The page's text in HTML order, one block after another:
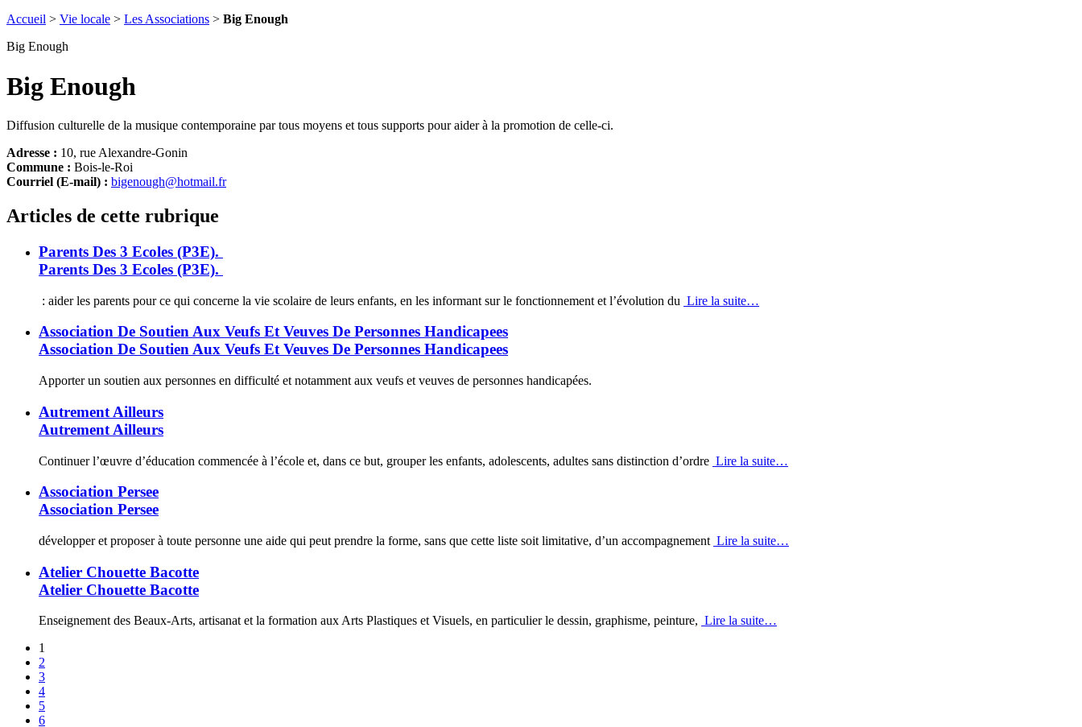
Accueil > Vie locale > Les Associations > Big Enough
Big Enough
Big Enough
Diffusion culturelle de la musique contemporaine par tous moyens et tous supports pour aider à la promotion de celle-ci.
Adresse : 10, rue Alexandre-Gonin
Commune : Bois-le-Roi
Courriel (E-mail) : bigenough@hotmail.fr
Articles de cette rubrique
Parents Des 3 Ecoles (P3E).
Parents Des 3 Ecoles (P3E).
: aider les parents pour ce qui concerne la vie scolaire de leurs enfants, en les informant sur le fonctionnement et l’évolution du Lire la suite…
Association De Soutien Aux Veufs Et Veuves De Personnes Handicapees
Association De Soutien Aux Veufs Et Veuves De Personnes Handicapees
Apporter un soutien aux personnes en difficulté et notamment aux veufs et veuves de personnes handicapées.
Autrement Ailleurs
Autrement Ailleurs
Continuer l’œuvre d’éducation commencée à l’école et, dans ce but, grouper les enfants, adolescents, adultes sans distinction d’ordre Lire la suite…
Association Persee
Association Persee
développer et proposer à toute personne une aide qui peut prendre la forme, sans que cette liste soit limitative, d’un accompagnement Lire la suite…
Atelier Chouette Bacotte
Atelier Chouette Bacotte
Enseignement des Beaux-Arts, artisanat et la formation aux Arts Plastiques et Visuels, en particulier le dessin, graphisme, peinture, Lire la suite…
1
2
3
4
5
6